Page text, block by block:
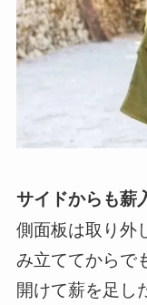
サイドからも薪
側面板は取り外
み立ててからで
開けて薪を足し